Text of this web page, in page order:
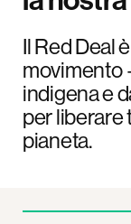
Il Red Deal
movimento
indigena e
per liberare
pianeta.